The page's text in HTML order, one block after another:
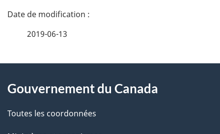
D
i
l
2019-06-13
propos
de
Gouvernement du Canada
Toutes les coordonnées